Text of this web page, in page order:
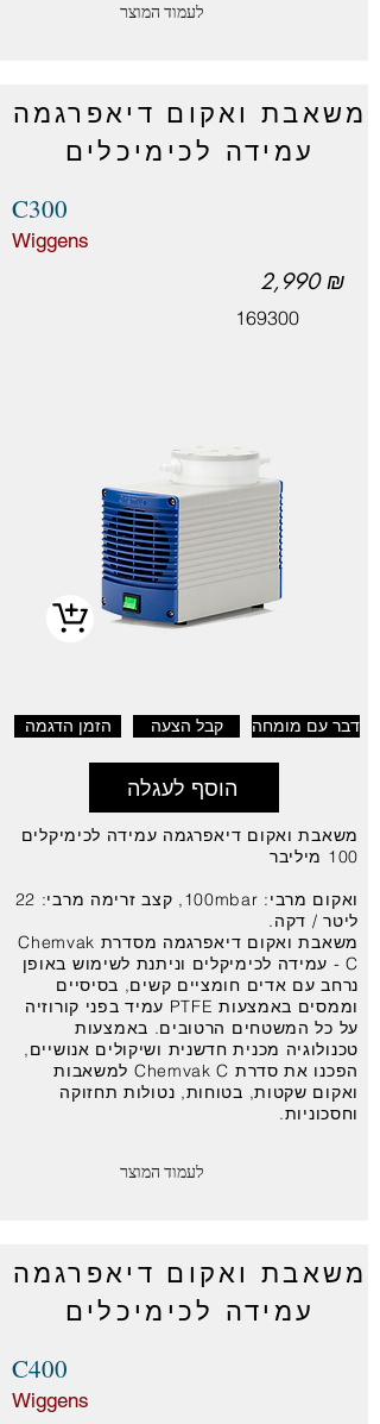
לעמוד המוצר
משאבת ואקום דיאפרגמה
עמידה לכימיכלים
C300
Wiggens
2,990 ₪
169300
הזמן הדגמה קבל הצעה דבר עם מומחה
הוסף לעגלה
משאבת ואקום דיאפרגמה עמידה לכימיקלים
100 מיליבר
ואקום מרבי: 100mbar, קצב זרימה מרבי: 22
ליטר / דקה.
משאבת ואקום דיאפרגמה מסדרת Chemvak
C - עמידה לכימיקלים וניתנת לשימוש באופן
נרחב עם אדים חומציים קשים, בסיסיים
וממסים באמצעות PTFE עמיד בפני קורוזיה
על כל המשטחים הרטובים. באמצעות
טכנולוגיה מכנית חדשנית ושיקולים אנושיים,
הפכנו את סדרת Chemvak C למשאבות
ואקום שקטות, בטוחות, נטולות תחזוקה
וחסכוניות.
לעמוד המוצר
משאבת ואקום דיאפרגמה
עמידה לכימיכלים
C400
Wiggens